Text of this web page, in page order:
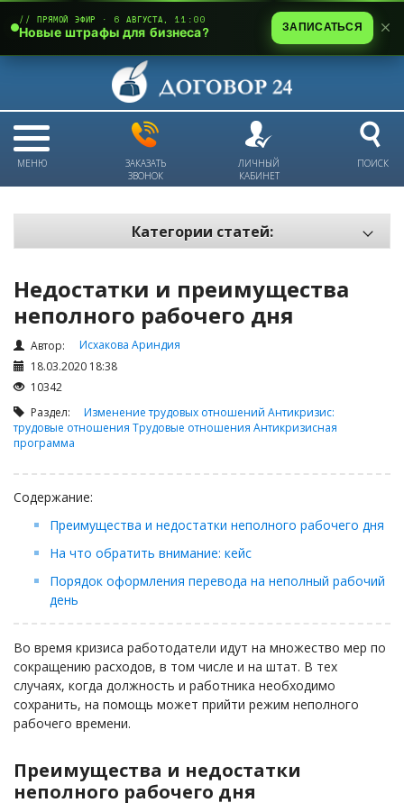
МЕНЮ
ЗАКАЗАТЬ
ЗВОНОК
ЛИЧНЫЙ
КАБИНЕТ
ПОИСК
Категории статей:
Электронный документооборот и цифровая подпись
Трудовые отношения
Техника безопасности и охрана труда
Займы
Сбор долгов
Проверка государственных органов
Интернет и право
Корпоративные отношения
Государственные закупки
Заключение, изменение и расторжение договоров
Новости сервиса
Архив
Недостатки и преимущества
неполного рабочего дня
Автор:
Исхакова Ариндия
18.03.2020 18:38
10342
Раздел: Изменение трудовых отношений Антикризис:
трудовые отношения Трудовые отношения Антикризисная
программа
Содержание:
Преимущества и недостатки неполного рабочего дня
На что обратить внимание: кейс
Порядок оформления перевода на неполный рабочий
день
Во время кризиса работодатели идут на множество мер по
сокращению расходов, в том числе и на штат. В тех
случаях, когда должность и работника необходимо
сохранить, на помощь может прийти режим неполного
рабочего времени.
Преимущества и недостатки
неполного рабочего дня
// ПРЯМОЙ ЭФИР · 6 АВГУСТА, 11:00
Новые штрафы для бизнеса? ЗАПИСАТЬСЯ